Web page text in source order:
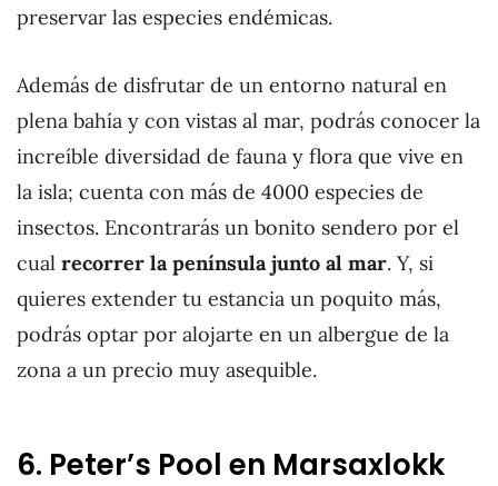
preservar las especies endémicas.
Además de disfrutar de un entorno natural en
plena bahía y con vistas al mar, podrás conocer la
increíble diversidad de fauna y flora que vive en
la isla; cuenta con más de 4000 especies de
insectos. Encontrarás un bonito sendero por el
cual recorrer la península junto al mar. Y, si
quieres extender tu estancia un poquito más,
podrás optar por alojarte en un albergue de la
zona a un precio muy asequible.
6. Peter’s Pool en Marsaxlokk